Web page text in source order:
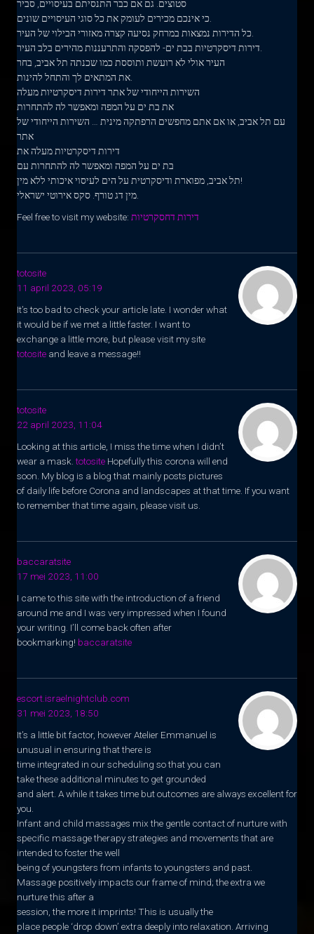
סטוצים. גם אם כבר התנסיתם בעיסויים, סביר
העיר אולי לא רועשת ותוססת כמו שכנתה תל אביב, בחר
השירות הייחודי של אתר דירות דיסקרטיות מעלה
את בת ים על המפה ומאפשר לה להתחרות
עם תל אביב, או אם אתם מחפשים הרפתקה מינית … השירות הייחודי של
אתר
דירות דיסקרטיות מעלה את
בת ים על המפה ומאפשר לה להתחרות עם
תל אביב, מפוארת ודיסקרטית על הים לעיסוי איכותי ללא מין!
Feel free to visit my website: דירות דחסקרטיות
totosite
11 april 2023, 05:19
It’s too bad to check your article late. I wonder what
it would be if we met a little faster. I want to
exchange a little more, but please visit my site
totosite and leave a message!!
totosite
22 april 2023, 11:04
Looking at this article, I miss the time when I didn’t
wear a mask.totosite Hopefully this corona will end
soon. My blog is a blog that mainly posts pictures
of daily life before Corona and landscapes at that time. If you want
to remember that time again, please visit us.
baccaratsite
17 mei 2023, 11:00
I came to this site with the introduction of a friend
around me and I was very impressed when I found
your writing. I’ll come back often after
bookmarking! baccaratsite
escort.israelnightclub.com
31 mei 2023, 18:50
It’s a little bit factor, however Atelier Emmanuel is
unusual in ensuring that there is
time integrated in our scheduling so that you can
take these additional minutes to get grounded
and alert. A while it takes time but outcomes are always excellent for
you.
Infant and child massages mix the gentle contact of nurture with
specific massage therapy strategies and movements that are
intended to foster the well
being of youngsters from infants to youngsters and past.
Massage positively impacts our frame of mind; the extra we
nurture this after a
session, the more it imprints! This is usually the
place people ‘drop down’ extra deeply into relaxation. Arriving